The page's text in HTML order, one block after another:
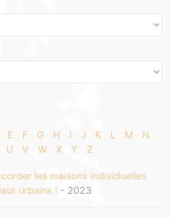
E F G H I J K L M
N
U V W X Y Z
les maisons individuelles
urbains ! - 2023